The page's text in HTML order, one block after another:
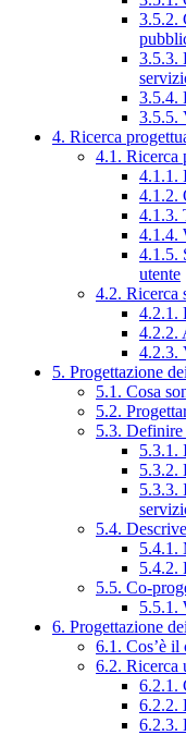
3.5.2.
3.5.3.
3.5.4.
3.5.5.
4. Ricerca
4.1. Ricerca
4.1.1.
4.1.2.
4.1.3.
4.1.4.
4.1.5.
utente
4.2. Ricerca
4.2.1.
4.2.2.
4.2.3.
5. Progettazione
5.1. Cosa
5.2.
5.3.
5.3.1.
5.3.2.
5.3.3.
5.4.
5.4.1.
5.4.2.
5.5. Co-
5.5.1.
6. Progettazione
6.1. Cos’è il
6.2. Ricerca
6.2.1.
6.2.2.
6.2.3.